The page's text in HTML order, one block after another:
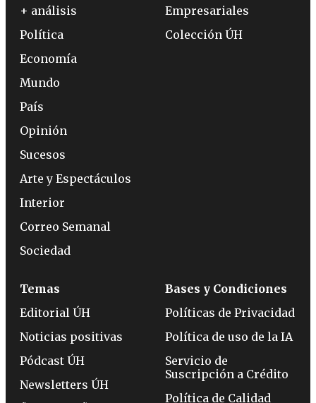
+ análisis
Política
Economía
Mundo
País
Opinión
Sucesos
Arte y Espectáculos
Interior
Correo Semanal
Sociedad
Empresariales
Colección ÚH
Temas
Editorial ÚH
Noticias positivas
Pódcast ÚH
Newsletters ÚH
Bases y Condiciones
Políticas de Privacidad
Política de uso de la IA
Servicio de
Suscripción a Crédito
Política de Calidad